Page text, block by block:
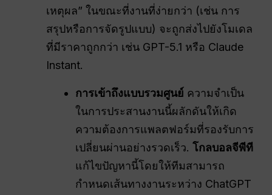
เหตุผล” ในขณะที่งานที่ง่ายกว่า (เช่น การ
สรุปหรือการจัดรูปแบบ) จะถูกส่งไปยังโมเดล
ที่มีราคาถูกกว่า เช่น GPT-5.1 หรือ Claude
Instant.
การเข้าถึงแบบรวมศูนย์ ความจำเป็น
ในการประสานงานนี้ผลักดันให้เกิด
ความต้องการแพลตฟอร์มที่รองรับการ
เปลี่ยนผ่านอย่างรวดเร็ว.โกลบอลจีพีที
แก้ไขปัญหานี้โดยให้ทีมสามารถ
กำหนดเส้นทางงานระหว่าง ChatGPT